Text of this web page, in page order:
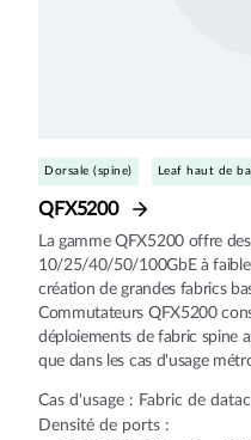
Dorsale (spine) Leaf haut de
QFX5200
La gamme QFX5200 offre
10/25/40/50/100GbE à faible
création de grandes fabrics
Commutateurs QFX5200
déploiements de fabric spine
que dans les cas d'usage
Cas d'usage : Fabric de
Densité de ports :